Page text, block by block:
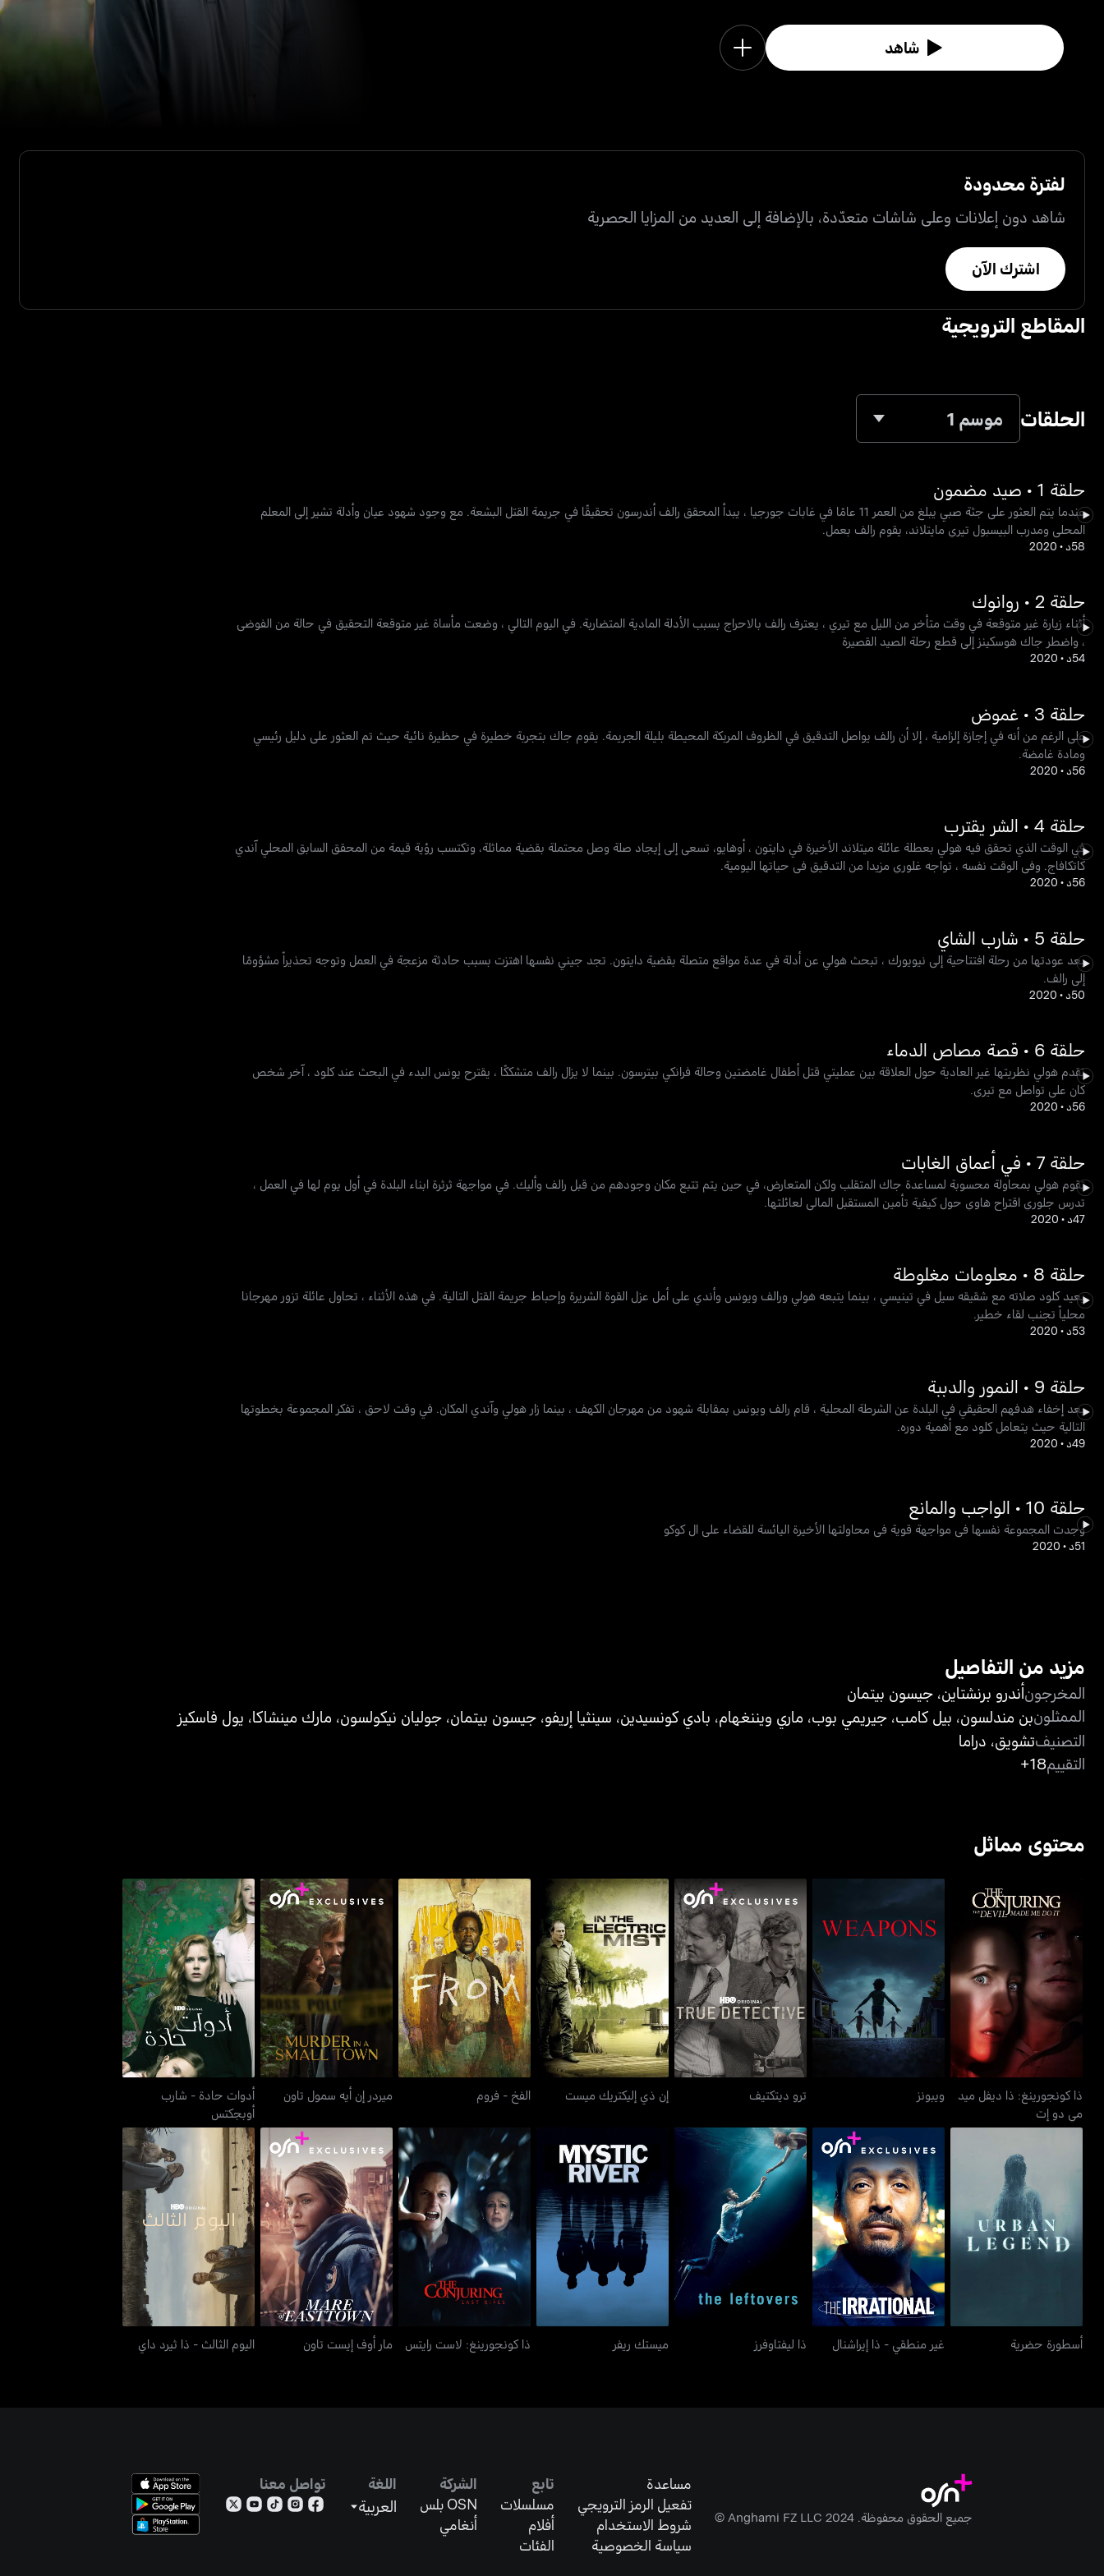
شاهد
لفترة محدودة
شاهد دون إعلانات وعلى شاشات متعدّدة، بالإضافة إلى العديد من المزايا الحصرية
اشترك الآن
المقاطع الترويجية
الحلقات موسم 1
حلقة 1 • صيد مضمون
عندما يتم العثور على جثة صبي يبلغ من العمر 11 عامًا في غابات جورجيا ، يبدأ المحقق رالف أندرسون تحقيقًا في جريمة القتل البشعة. مع وجود شهود عيان وأدلة تشير إلى المعلم
المحلي ومدرب البيسبول تيري مايتلاند، يقوم رالف بعمل.
58د •
2020
حلقة 2 • روانوك
أثناء زيارة غير متوقعة في وقت متأخر من الليل مع تيري ، يعترف رالف بالاحراج بسبب الأدلة المادية المتضاربة. في اليوم التالي ، وضعت مأساة غير متوقعة التحقيق في حالة من الفوضى
، واضطر جاك هوسكينز إلى قطع رحلة الصيد القصيرة
54د •
2020
حلقة 3 • غموض
على الرغم من أنه في إجازة إلزامية ، إلا أن رالف يواصل التدقيق في الظروف المربكة المحيطة بليلة الجريمة. يقوم جاك بتجربة خطيرة في حظيرة نائية حيث تم العثور على دليل رئيسي
ومادة غامضة.
56د •
2020
حلقة 4 • الشر يقترب
في الوقت الذي تحقق فيه هولي بعطلة عائلة ميتلاند الأخيرة في دايتون ، أوهايو، تسعى إلى إيجاد صلة وصل محتملة بقضية مماثلة، وتكتسب رؤية قيمة من المحقق السابق المحلي آندي
كاتكافاج. وفي الوقت نفسه ، تواجه غلوري مزيدا من التدقيق في حياتها اليومية.
56د •
2020
حلقة 5 • شارب الشاي
بعد عودتها من رحلة افتتاحية إلى نيويورك ، تبحث هولي عن أدلة في عدة مواقع متصلة بقضية دايتون. تجد جيني نفسها اهتزت بسبب حادثة مزعجة في العمل وتوجه تحذيراً مشؤومًا
إلى رالف.
50د •
2020
حلقة 6 • قصة مصاص الدماء
تقدم هولي نظريتها غير العادية حول العلاقة بين عمليتي قتل أطفال غامضتين وحالة فرانكي بيترسون. بينما لا يزال رالف متشككًا ، يقترح يونس البدء في البحث عند كلود ، آخر شخص
كان على تواصل مع تيري.
56د •
2020
حلقة 7 • في أعماق الغابات
تقوم هولي بمحاولة محسوبة لمساعدة جاك المتقلب ولكن المتعارض، في حين يتم تتبع مكان وجودهم من قبل رالف وأليك. في مواجهة ثرثرة ابناء البلدة في أول يوم لها في العمل ،
تدرس جلوري اقتراح هاوي حول كيفية تأمين المستقبل المالي لعائلتها.
47د •
2020
حلقة 8 • معلومات مغلوطة
يعيد كلود صلاته مع شقيقه سيل في تينيسي ، بينما يتبعه هولي ورالف ويونس وأندي على أمل عزل القوة الشريرة وإحباط جريمة القتل التالية. في هذه الأثناء ، تحاول عائلة تزور مهرجانا
محلياً تجنب لقاء خطير.
53د •
2020
حلقة 9 • النمور والدببة
بعد إخفاء هدفهم الحقيقي في البلدة عن الشرطة المحلية ، قام رالف ويونس بمقابلة شهود من مهرجان الكهف ، بينما زار هولي وآندي المكان. في وقت لاحق ، تفكر المجموعة بخطوتها
التالية حيث يتعامل كلود مع أهمية دوره.
49د •
2020
حلقة 10 • الواجب والمانع
وجدت المجموعة نفسها في مواجهة قوية في محاولتها الأخيرة اليائسة للقضاء على ال كوكو
51د •
2020
مزيد من التفاصيل
المخرجونأندرو برنشتاين، جيسون بيتمان
الممثلونبن مندلسون، بيل كامب، جيريمي بوب، ماري ويننغهام، بادي كونسيدين، سينثيا إريفو، جيسون بيتمان، جوليان نيكولسون، مارك مينشاكا، يول فاسكيز
التصنيفتشويق، دراما
التقييم18+
محتوى مماثل
ذا كونجورينغ: ذا ديفل ميد
مي دو إت
ذا كونجورينغ: ذا ديفل ميد
مي دو إت
ويبونز
ويبونز
ترو ديتكتيف
ترو ديتكتيف
إن ذي إليكتريك ميست
إن ذي إليكتريك ميست
الفخ - فروم
الفخ - فروم
ميردر إن أيه سمول تاون
ميردر إن أيه سمول تاون
أدوات حادة - شارب
أوبجكتس
أدوات حادة - شارب
أوبجكتس
أسطورة حضرية
أسطورة حضرية
غير منطقي - ذا إيراشنال
غير منطقي - ذا إيراشنال
ذا ليفتاوفرز
ذا ليفتاوفرز
ميستك ريفر
ميستك ريفر
ذا كونجورينغ: لاست رايتس
ذا كونجورينغ: لاست رايتس
مار أوف إيست تاون
مار أوف إيست تاون
اليوم الثالث - ذا ثيرد داي
اليوم الثالث - ذا ثيرد داي
جميع الحقوق محفوظة. Anghami FZ LLC 2024 ©
مساعدة
تفعيل الرمز الترويجي
شروط الاستخدام
سياسة الخصوصية
تابع
مسلسلات
أفلام
الفئات
الشركة
OSN بلس
أنغامي
اللغة
العربية
تواصل معنا